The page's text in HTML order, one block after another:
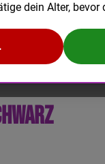
E-LIQUID
dein Alter, bevor